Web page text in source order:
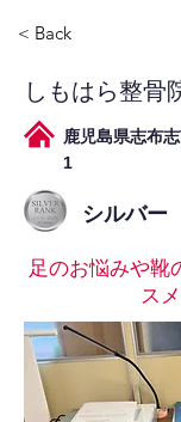
< Back
しもはら整骨
鹿児島県志布
1
シルバー
足のお悩みや靴
ス